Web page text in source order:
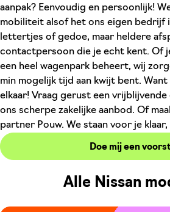
aanpak? Eenvoudig en persoonlijk!
mobiliteit alsof het ons eigen bedrijf
lettertjes of gedoe, maar heldere
contactpersoon die je echt kent. Of
een heel wagenpark beheert, wij
min mogelijk tijd aan kwijt bent.
elkaar! Vraag gerust een
ons scherpe zakelijke aanbod. Of
partner Pouw. We staan voor je
Doe mij een
Alle Nissan